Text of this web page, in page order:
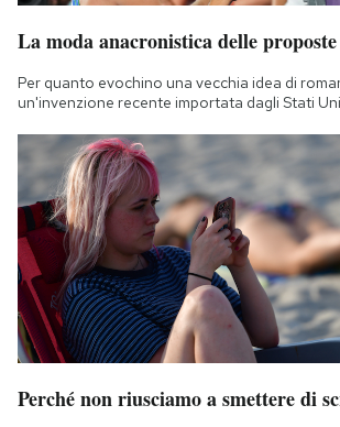
La moda anacronistica delle
Per quanto evochino una vecchia idea di
un'invenzione recente importata dagli Stati
Perché non riusciamo a smettere di